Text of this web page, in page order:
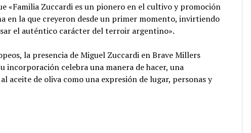
«Familia Zuccardi es un pionero en el cultivo y promoción
en la que creyeron desde un primer momento, invirtiendo
el auténtico carácter del terroir argentino».
la presencia de Miguel Zuccardi en Brave Millers
celebra una manera de hacer, una
aceite de oliva como una expresión de lugar, personas y